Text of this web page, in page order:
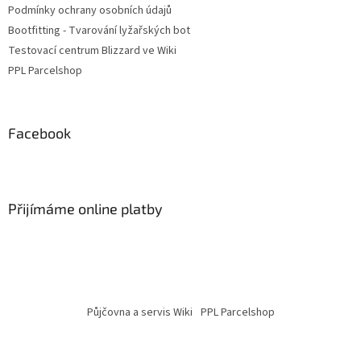
Podmínky ochrany osobních údajů
Bootfitting - Tvarování lyžařských bot
Testovací centrum Blizzard ve Wiki
PPL Parcelshop
Facebook
Přijímáme online platby
Půjčovna a servis Wiki PPL Parcelshop